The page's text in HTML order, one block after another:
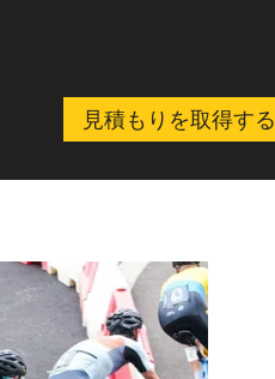
見積もりを取得する